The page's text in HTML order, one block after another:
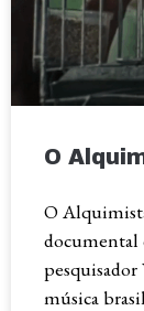
O
O
documental
música